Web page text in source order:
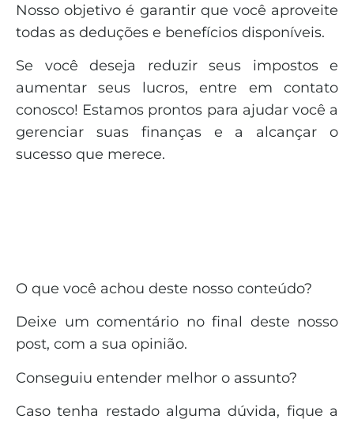
Nosso objetivo é garantir que você aproveite
todas as deduções e benefícios disponíveis.
Se você deseja reduzir seus impostos e
aumentar seus lucros, entre em contato
conosco! Estamos prontos para ajudar você a
gerenciar suas finanças e a alcançar o
sucesso que merece.
O que você achou deste nosso conteúdo?
Deixe um comentário no final deste nosso
post, com a sua opinião.
Conseguiu entender melhor o assunto?
Caso tenha restado alguma dúvida, fique a